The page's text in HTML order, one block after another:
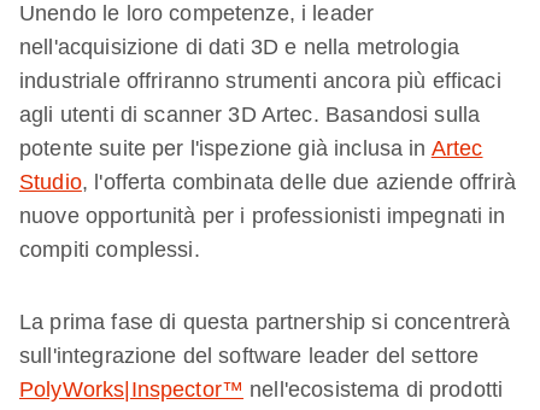
Unendo le loro competenze, i leader
nell'acquisizione di dati 3D e nella metrologia
industriale offriranno strumenti ancora più efficaci
agli utenti di scanner 3D Artec. Basandosi sulla
potente suite per l'ispezione già inclusa in Artec
Studio, l'offerta combinata delle due aziende offrirà
nuove opportunità per i professionisti impegnati in
compiti complessi.
La prima fase di questa partnership si concentrerà
sull'integrazione del software leader del settore
PolyWorks|Inspector™ nell'ecosistema di prodotti